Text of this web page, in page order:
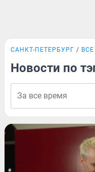
САНКТ-ПЕТЕРБУРГ
Новости по